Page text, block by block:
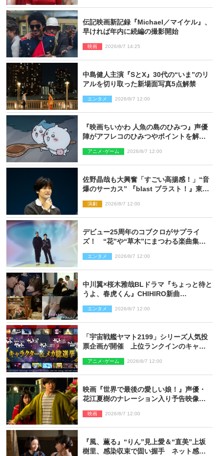
伝記映画新記録『Michael／マイケル』、
早ければ年内に続編の撮影開始
映画 2026/8/7 14:25
中島健人主演『SとX』30代の“いま”のリ
アルを切り取った新場面写真5点解禁
エンタメ 2026/8/7 12:00
『映画ちいかわ 人魚の島のひみつ』声優
陣がアフレコのひみつやポイントを解
アニメ･ゲーム 2026/8/7 12:00
佐野晶哉も大興奮「すごい高揚感！」“音
爆のサーカス” 『blast ブラスト！』東京
演劇 2026/8/7 12:00
デビュー25周年のコブクロがサプライ
ズ！ “花”や“草木”にまつわる楽曲集め
信リリース
エンタメ 2026/8/7 12:00
中川翼×桜木雅哉BLドラマ『ちょっと待と
うよ、春虎くん』CHIHIRO新曲
エンタメ 2026/8/7 12:00
「宇宙戦艦ヤマト2199」シリーズ人気投
票企画が開催 上位ランクインのキャラ
を制作
アニメ･ゲーム 2026/8/7 12:00
映画『世界で最後の愛しい娘！』声優・
花江夏樹のナレーション入り予告映像解
い！」
映画 2026/8/7 12:00
『風、薫る』“りん”見上愛＆“直美”上坂
樹里、感染収束で固い握手 ネット感動